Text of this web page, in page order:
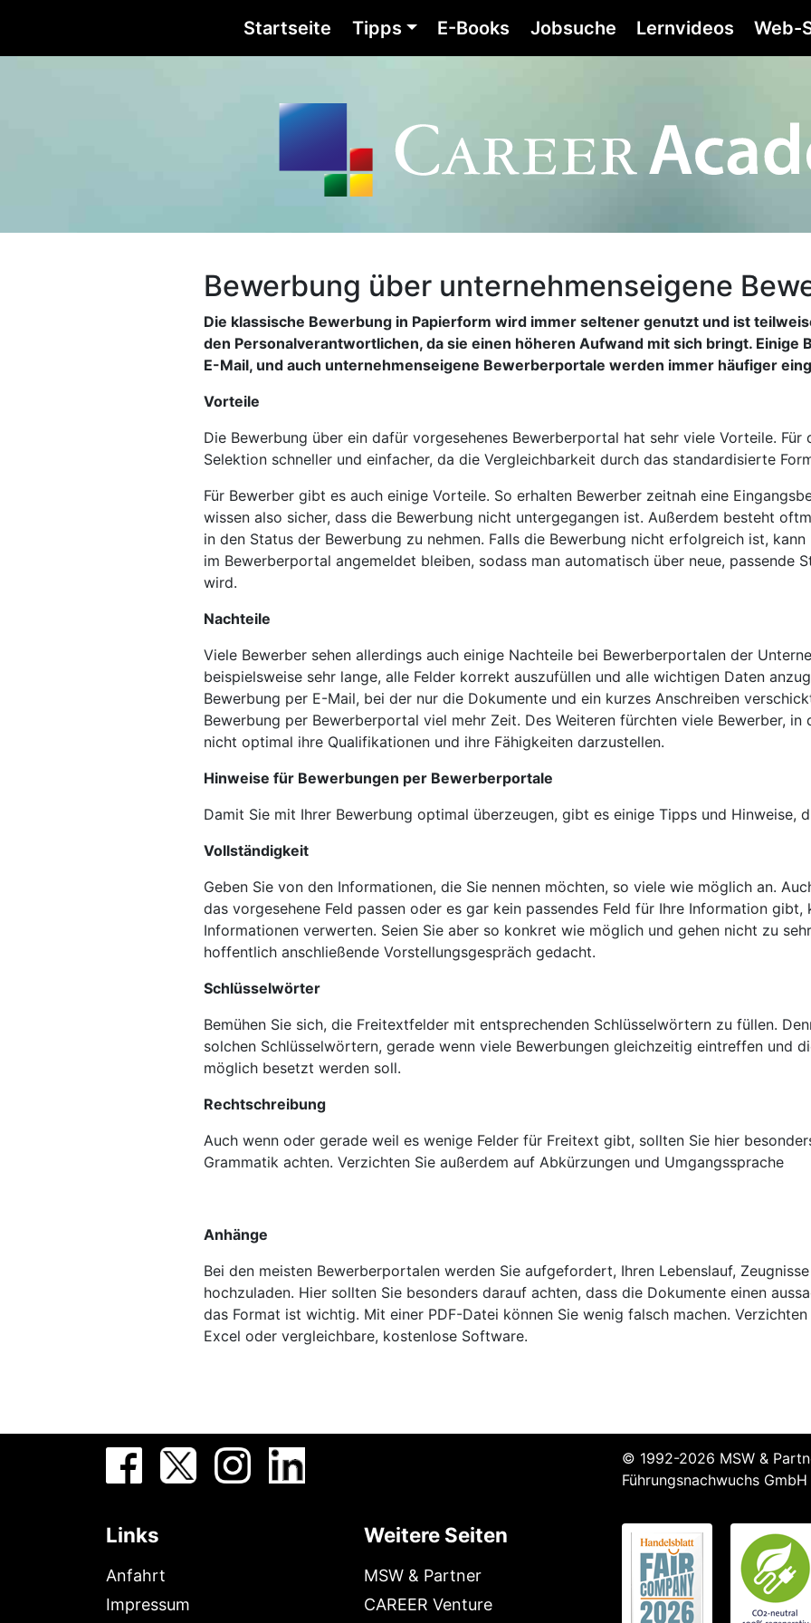
Startseite Tipps E-Books Jobsuche Lernvideos Web-
Bewerbung über unternehmenseigene
Die klassische Bewerbung in Papierform wird immer seltener genutzt und ist
den Personalverantwortlichen, da sie einen höheren Aufwand mit sich bringt. Einige
E-Mail, und auch unternehmenseigene Bewerberportale werden immer häufiger
Vorteile
Die Bewerbung über ein dafür vorgesehenes Bewerberportal hat sehr viele Vorteile. Für
Selektion schneller und einfacher, da die Vergleichbarkeit durch das standardisierte
Für Bewerber gibt es auch einige Vorteile. So erhalten Bewerber zeitnah eine
wissen also sicher, dass die Bewerbung nicht untergegangen ist. Außerdem besteht
in den Status der Bewerbung zu nehmen. Falls die Bewerbung nicht erfolgreich ist,
im Bewerberportal angemeldet bleiben, sodass man automatisch über neue, passende
wird.
Nachteile
Viele Bewerber sehen allerdings auch einige Nachteile bei Bewerberportalen der
beispielsweise sehr lange, alle Felder korrekt auszufüllen und alle wichtigen Daten
Bewerbung per E-Mail, bei der nur die Dokumente und ein kurzes Anschreiben
Bewerbung per Bewerberportal viel mehr Zeit. Des Weiteren fürchten viele Bewerber,
nicht optimal ihre Qualifikationen und ihre Fähigkeiten darzustellen.
Hinweise für Bewerbungen per Bewerberportale
Damit Sie mit Ihrer Bewerbung optimal überzeugen, gibt es einige Tipps und Hinweise,
Vollständigkeit
Geben Sie von den Informationen, die Sie nennen möchten, so viele wie möglich an.
das vorgesehene Feld passen oder es gar kein passendes Feld für Ihre Information gibt,
Informationen verwerten. Seien Sie aber so konkret wie möglich und gehen nicht zu
hoffentlich anschließende Vorstellungsgespräch gedacht.
Schlüsselwörter
Bemühen Sie sich, die Freitextfelder mit entsprechenden Schlüsselwörtern zu füllen.
solchen Schlüsselwörtern, gerade wenn viele Bewerbungen gleichzeitig eintreffen und
möglich besetzt werden soll.
Rechtschreibung
Auch wenn oder gerade weil es wenige Felder für Freitext gibt, sollten Sie hier
Grammatik achten. Verzichten Sie außerdem auf Abkürzungen und Umgangssprache
Anhänge
Bei den meisten Bewerberportalen werden Sie aufgefordert, Ihren Lebenslauf,
hochzuladen. Hier sollten Sie besonders darauf achten, dass die Dokumente einen
das Format ist wichtig. Mit einer PDF-Datei können Sie wenig falsch machen.
Excel oder vergleichbare, kostenlose Software.
Links
Anfahrt
Impressum
Weitere Seiten
MSW & Partner
CAREER Venture
© 1992-2026 MSW &
Führungsnachwuchs GmbH